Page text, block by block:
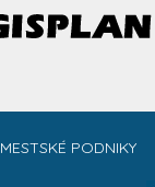
MESTSKÉ PODNIKY